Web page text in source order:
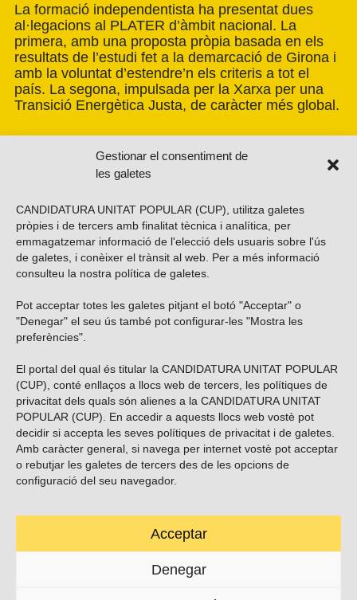
Gestionar el consentiment de
les galetes
CANDIDATURA UNITAT POPULAR (CUP), utilitza galetes
pròpies i de tercers amb finalitat tècnica i analítica, per
emmagatzemar informació de l'elecció dels usuaris sobre l'ús
de galetes, i conèixer el trànsit al web. Per a més informació
consulteu la nostra política de galetes
Pot acceptar totes les galetes pitjant el botó "Acceptar" o
"Denegar" el seu ús també pot configurar-les "Mostra les
preferències".
El portal del qual és titular la CANDIDATURA UNITAT POPULAR
(CUP), conté enllaços a llocs web de tercers, les polítiques de
privacitat dels quals són alienes a la CANDIDATURA UNITAT
POPULAR (CUP). En accedir a aquests llocs web vostè pot
decidir si accepta les seves polítiques de privacitat i de galetes.
Amb caràcter general, si navega per internet vostè pot acceptar
o rebutjar les galetes de tercers des de les opcions de
configuració del seu navegador.
Acceptar
Denegar
La formació independentista ha presentat dues
al·legacions al PLATER d’àmbit nacional. La
primera, amb una proposta pròpia basada en els
resultats de l’estudi fet a la demarcació de Girona i
amb la voluntat d’estendre’n els criteris a tot el
país. La segona, impulsada per la Xarxa per una
Transició Energètica Justa, de caràcter més global.
Vols subscriure’t al nostre butlletí?
ENVIAR
Troba’ns a les xarxes socials
Carrer Casp 180 (baixos), Barcelona.
contacte@cup.cat